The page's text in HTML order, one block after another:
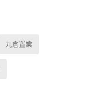
九倉置業